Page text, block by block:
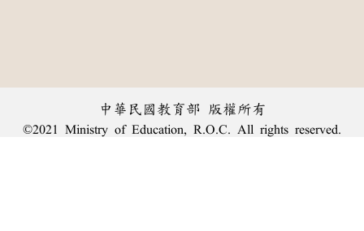
中華民國教育部 版權所有
©2021 Ministry of Education, R.O.C. All rights reserved.